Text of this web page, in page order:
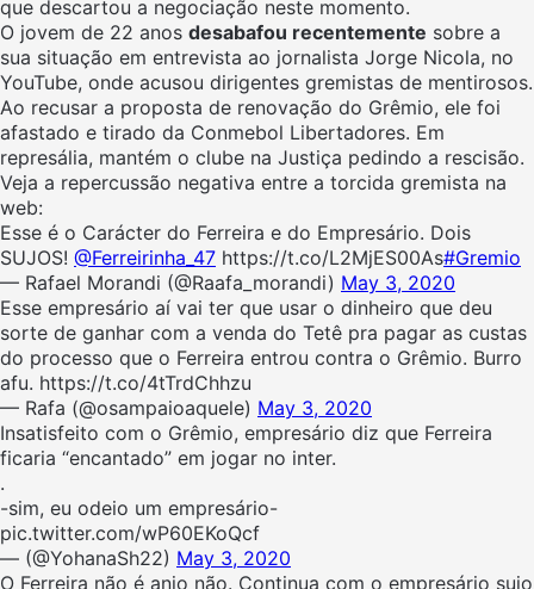
que descartou a negociação neste momento.
O jovem de 22 anos desabafou recentemente sobre a
sua situação em entrevista ao jornalista Jorge Nicola, no
YouTube, onde acusou dirigentes gremistas de mentirosos.
Ao recusar a proposta de renovação do Grêmio, ele foi
afastado e tirado da Conmebol Libertadores. Em
represália, mantém o clube na Justiça pedindo a rescisão.
Veja a repercussão negativa entre a torcida gremista na
web:
Esse é o Carácter do Ferreira e do Empresário. Dois
SUJOS! @Ferreirinha_47 https://t.co/L2MjES00As#Gremio
— Rafael Morandi (@Raafa_morandi) May 3, 2020
Esse empresário aí vai ter que usar o dinheiro que deu
sorte de ganhar com a venda do Tetê pra pagar as custas
do processo que o Ferreira entrou contra o Grêmio. Burro
afu. https://t.co/4tTrdChhzu
— Rafa (@osampaioaquele) May 3, 2020
Insatisfeito com o Grêmio, empresário diz que Ferreira
ficaria “encantado” em jogar no inter.
.
-sim, eu odeio um empresário-
pic.twitter.com/wP60EKoQcf
— (@YohanaSh22) May 3, 2020
O Ferreira não é anjo não. Continua com o empresário sujo